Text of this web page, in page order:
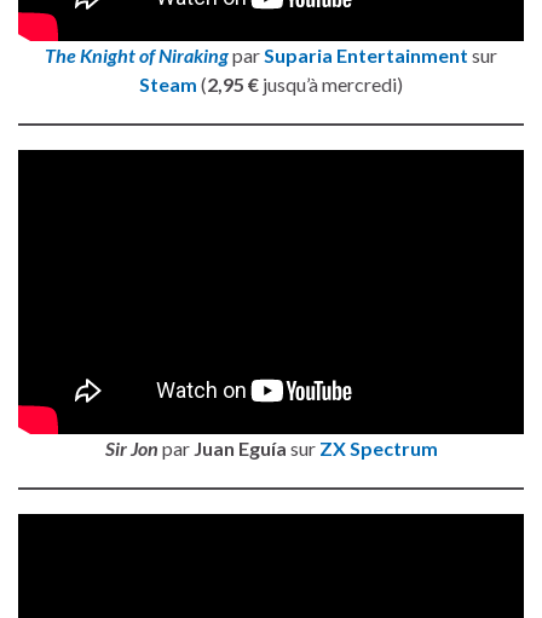
The Knight of Nirakingpar Suparia Entertainment sur
Steam (2,95 € jusqu’à mercredi)
Sir Jon par Juan Eguía sur ZX Spectrum